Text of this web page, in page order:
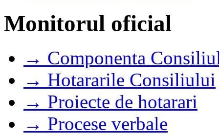
Monitorul oficial
→ Componenta
→ Hotararile Consiliului
→ Proiecte de hotarari
→ Procese verbale